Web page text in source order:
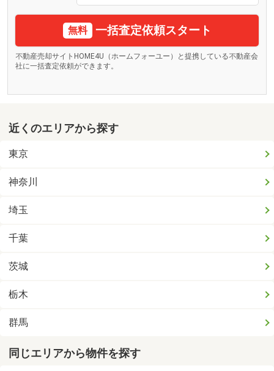
無料 一括査定依頼スタート
不動産売却サイトHOME4U（ホームフォーユー）と提携している不動産会
社に一括査定依頼ができます。
近くのエリアから探す
東京
神奈川
埼玉
千葉
茨城
栃木
群馬
同じエリアから物件を探す